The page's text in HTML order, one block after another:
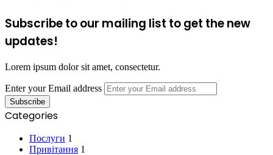
Subscribe to our mailing list to get the new
updates!
Lorem ipsum dolor sit amet, consectetur.
Enter your Email address
Categories
Послуги 1
Привітання 1